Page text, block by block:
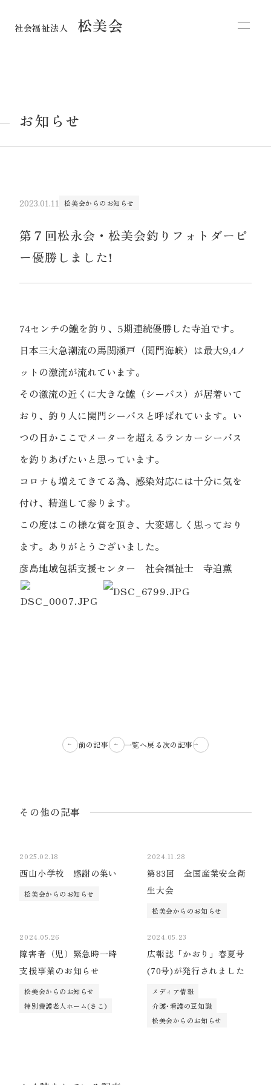
社会福祉法人 松美会
お知らせ
2023.01.11 松美会からのお知らせ
第７回松永会・松美会釣りフォトダービ
ー優勝しました!
74センチの鱸を釣り、5期連続優勝した寺迫です。
日本三大急潮流の馬関瀬戸（関門海峡）は最大9,4ノ
ットの激流が流れています。
その激流の近くに大きな鱸（シーバス）が居着いて
おり、釣り人に関門シーバスと呼ばれています。い
つの日かここでメーターを超えるランカーシーバス
を釣りあげたいと思っています。
コロナも増えてきてる為、感染対応には十分に気を
付け、精進して参ります。
この度はこの様な賞を頂き、大変嬉しく思っており
ます。ありがとうございました。
彦島地域包括支援センター 社会福祉士 寺迫薫
前の記事 一覧へ戻る次の記事
その他の記事
2025.02.18
西山小学校 感謝の集い
松美会からのお知らせ
2024.11.28
第83回 全国産業安全衛
生大会
松美会からのお知らせ
2024.05.26
障害者（児）緊急時一時
支援事業のお知らせ
松美会からのお知らせ
特別養護老人ホーム(さこ)
2024.05.23
広報誌「かおり」春夏号
(70号)が発行されました
メディア情報
介護･看護の豆知識
松美会からのお知らせ